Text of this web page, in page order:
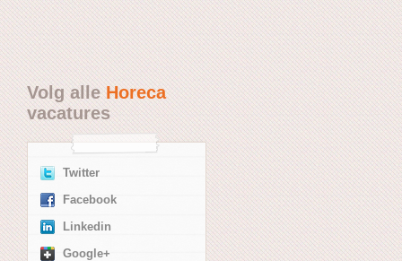
Volg alleHoreca
vacatures
Twitter
Facebook
Linkedin
Google+